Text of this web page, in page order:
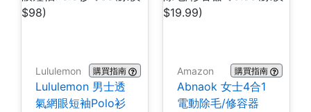
Lululemon 購買指南
Lululemon 男士透
氣網眼短袖Polo衫
Amazon 購買指南
Abnaok 女士4合1
電動除毛/修容器